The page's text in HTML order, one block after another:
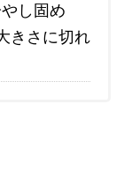
し固め
きさに切れ